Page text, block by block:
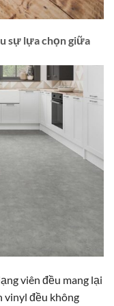
sự lựa chọn giữa
viên đều mang lại
vinyl đều không